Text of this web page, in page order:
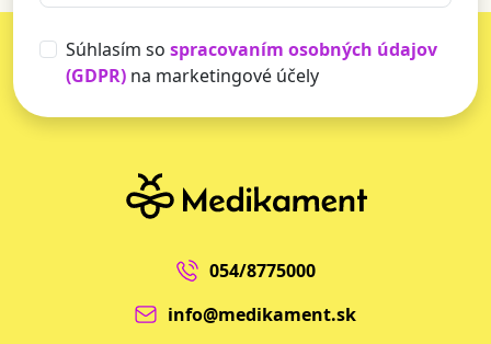
Súhlasím so spracovaním osobných údajov
(GDPR) na marketingové účely
054/8775000
info@medikament.sk